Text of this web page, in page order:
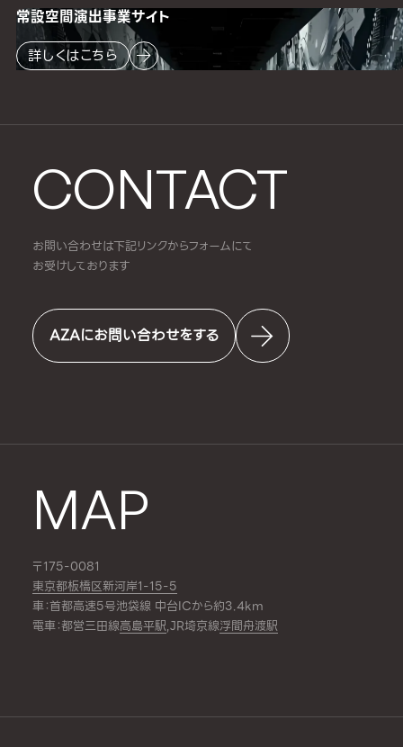
CONTACT
お問い合わせは下記リンクからフォームにて
お受けしております
AZAにお問い合わせをする
MAP
〒175-0081
東京都板橋区新河岸1-15-5
車：首都高速5号池袋線 中台ICから約3.4km
電車：都営三田線高島平駅,JR埼京線浮間舟渡駅
常設空間演出事業サイト
詳しくはこちら